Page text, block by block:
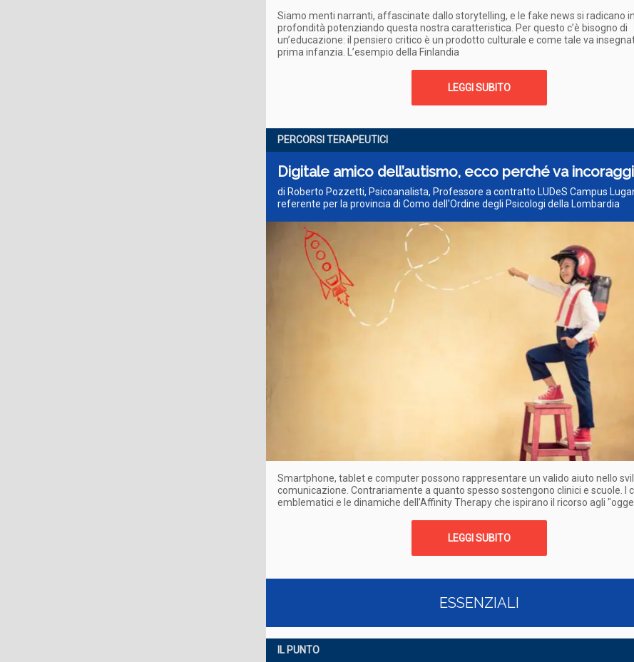
Siamo menti narranti, affascinate dallo storytelling, e le fake news si radicano in
profondità potenziando questa nostra caratteristica. Per questo c’è bisogno di
un’educazione: il pensiero critico è un prodotto culturale e come tale va
prima infanzia. L’esempio della Finlandia
LEGGI SUBITO
PERCORSI TERAPEUTICI
Digitale amico dell’autismo, ecco perché va
di Roberto Pozzetti, Psicoanalista, Professore a contratto LUDeS Campus
referente per la provincia di Como dell'Ordine degli Psicologi della Lombardia
Smartphone, tablet e computer possono rappresentare un valido aiuto nello
comunicazione. Contrariamente a quanto spesso sostengono clinici e scuole. I
emblematici e le dinamiche dell'Affinity Therapy che ispirano il ricorso agli
LEGGI SUBITO
ESSENZIALI
IL PUNTO